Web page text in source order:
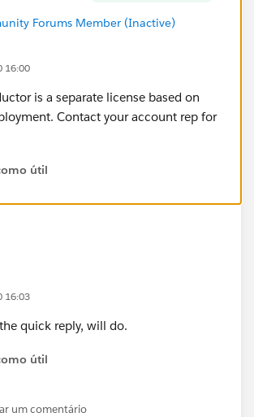
Forums Member (Inactive)
16:00
is a separate license based on
Contact your account rep for
útil
16:03
quick reply, will do.
útil
um comentário